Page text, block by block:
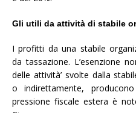
Gli utili da attività di stabile
I profitti da una stabile
da tassazione. L’esenzione
delle attività’ svolte dalla
o indirettamente,
pressione fiscale estera è